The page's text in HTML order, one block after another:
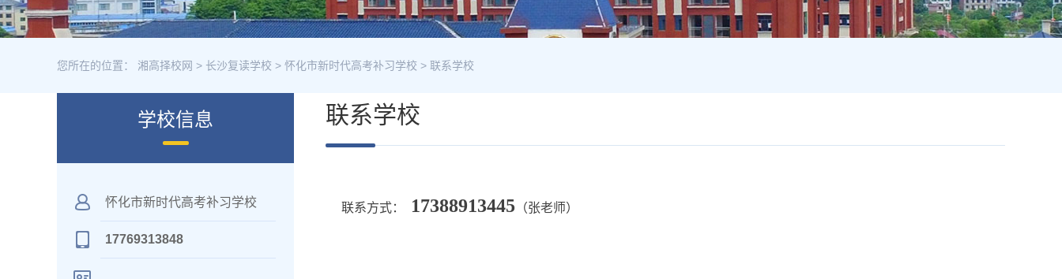
您所在的位置： 湘高择校网 > 长沙复读学校 > 怀化市新时代高考补习学校 > 联系学校
学校信息
怀化市新时代高考补习学校
17769313848
联系学校
联系方式： 17388913445 （张老师）